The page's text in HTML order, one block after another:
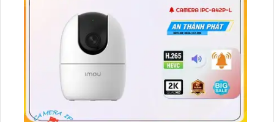
phù hợp cho cửa hàng, gia đình hay căn hộ.
Với thiết kế Dome Plastic hoặc động với công nghệ
IP, camera này mang lại hình ảnh trung thực và chất
lượng. Nó cũng có chức năng vượt trội để thu hình
một cách chính xác và sắc nét.